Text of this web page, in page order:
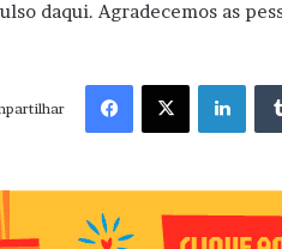
daqui. Agradecemos as
Facebook X Linkedin